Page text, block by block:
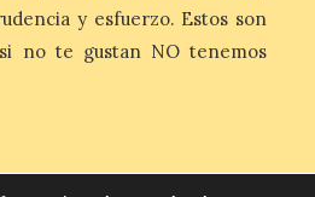
lidera el impacto
con el
redefine la
anticipadas y
y esfuerzo. Estos son
no te gustan NO tenemos